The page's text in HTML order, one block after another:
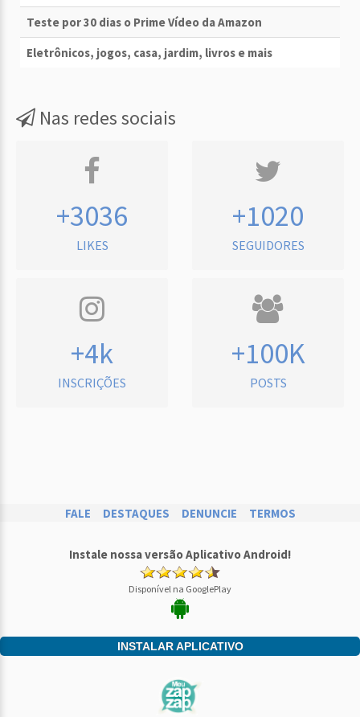
Teste por 30 dias o Prime Vídeo da Amazon
Eletrônicos, jogos, casa, jardim, livros e mais
Nas redes sociais
+3036
LIKES
+1020
SEGUIDORES
+4k
INSCRIÇÕES
+100K
POSTS
FALE DESTAQUES DENUNCIE TERMOS
Instale nossa versão Aplicativo Android!
Disponível na GooglePlay
INSTALAR APLICATIVO